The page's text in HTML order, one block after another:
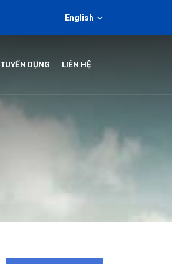
English
TUYỂN DỤNG LIÊN HỆ